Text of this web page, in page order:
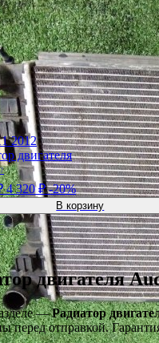
2012
двигателя
4 320 ₽-20%
В корзину
двигателя
—Радиатор
перед отправкой.